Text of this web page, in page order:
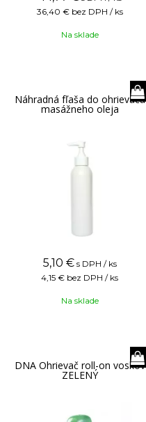
36,40 € bez DPH / ks
Na sklade
Náhradná fľaša do ohrievača
masážneho oleja
5,10 € s DPH / ks
4,15 € bez DPH / ks
Na sklade
DNA Ohrievač roll-on voskov
ZELENÝ